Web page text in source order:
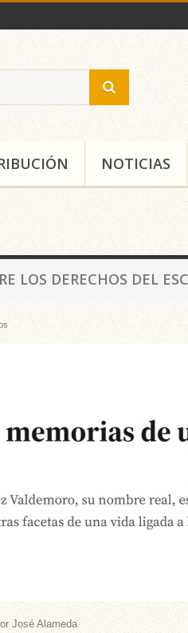
NOTICIAS
LOS DERECHOS DEL
José Alameda